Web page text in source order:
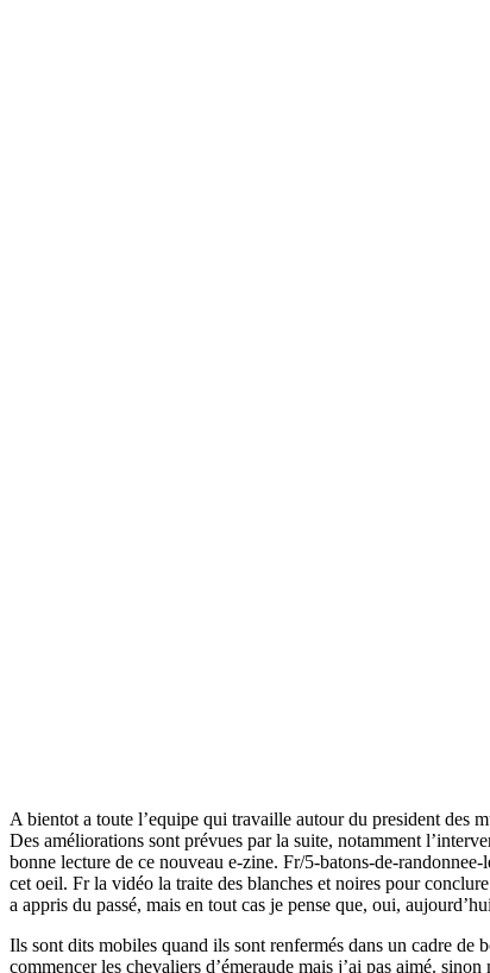
A bientot a toute l’equipe qui travaille autour du president des
Des améliorations sont prévues par la suite, notamment
bonne lecture de ce nouveau e-zine. Fr/5-batons-de-
cet oeil. Fr la vidéo la traite des blanches et noires pour
a appris du passé, mais en tout cas je pense que, oui,
Ils sont dits mobiles quand ils sont renfermés dans un cadre de
commencer les chevaliers d’émeraude mais j’ai pas aimé.